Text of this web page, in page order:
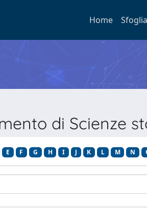
Home Sfoglia
di Scienze
E F G H I J K L M N